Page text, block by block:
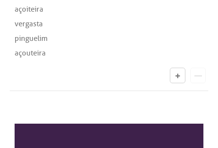
açoiteira
vergasta
pinguelim
açouteira